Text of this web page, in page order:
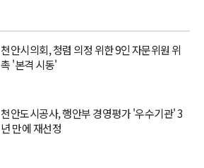
천안시의회, 청렴 의정 위한 9인 자문위원 위
촉 '본격 시동'
천안도시공사, 행안부 경영평가 '우수기관' 3
년 만에 재선정